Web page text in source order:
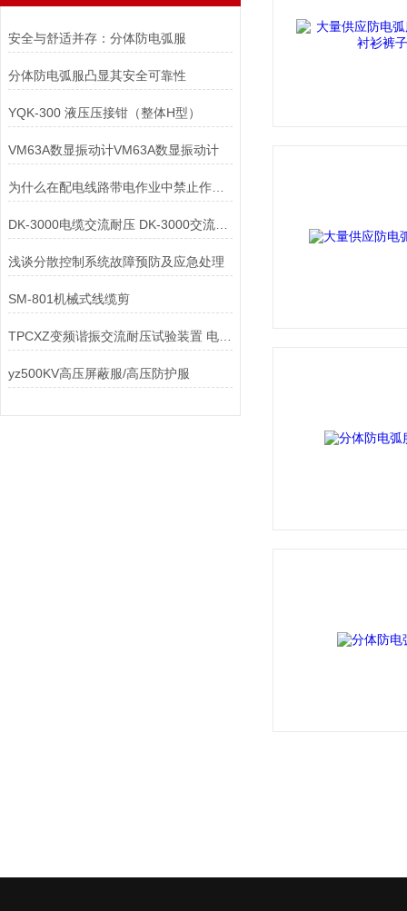
安全与舒适并存：分体防电弧服
分体防电弧服凸显其安全可靠性
YQK-300 液压压接钳（整体H型）
VM63A数显振动计VM63A数显振动计
为什么在配电线路带电作业中禁止作业人员穿屏蔽服？
DK-3000电缆交流耐压 DK-3000交流耐压试验装置
浅谈分散控制系统故障预防及应急处理
SM-801机械式线缆剪
TPCXZ变频谐振交流耐压试验装置 电缆交流耐压试验设备
yz500KV高压屏蔽服/高压防护服